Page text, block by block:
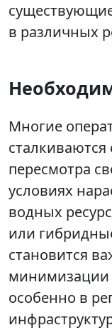
в различных
Многие
пересмотра
условиях
водных
или
становится
минимизации
особенно в